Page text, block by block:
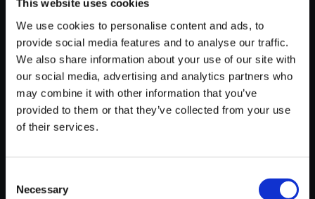
This website uses cookies
We use cookies to personalise content and ads, to
provide social media features and to analyse our traffic.
We also share information about your use of our site with
our social media, advertising and analytics partners who
may combine it with other information that you’ve
provided to them or that they’ve collected from your use
of their services.
Selection
Necessary
【単曲】謎惑館~音の間に間に~
オリジナルサウンドトラック
「謎惑空間」プロローグ